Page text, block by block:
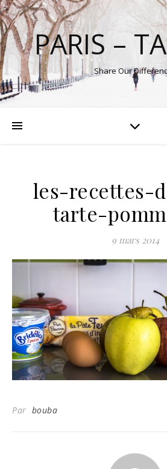
PARIS –
Share Our
les-recettes-
tarte-
9 mars 2014
Par bouba